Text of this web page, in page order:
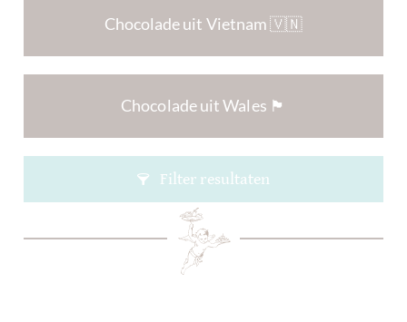
Chocolade uit Vietnam 🇻🇳
Chocolade uit Wales 🏴󠁧󠁢󠁷󠁬󠁳󠁿
Filter resultaten